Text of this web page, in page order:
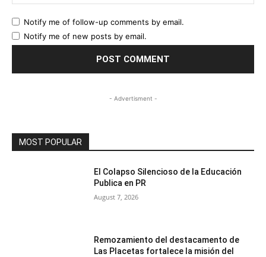
Notify me of follow-up comments by email.
Notify me of new posts by email.
- Advertisment -
MOST POPULAR
El Colapso Silencioso de la Educación
Publica en PR
August 7, 2026
Remozamiento del destacamento de
Las Placetas fortalece la misión del